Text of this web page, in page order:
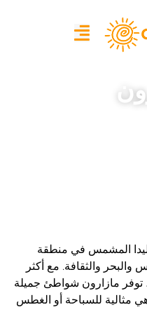
المشمس في منطقة
والثقافة. مع أكثر
توفر مازارون شواطئ جميلة
مثالية للسباحة أو الغطس